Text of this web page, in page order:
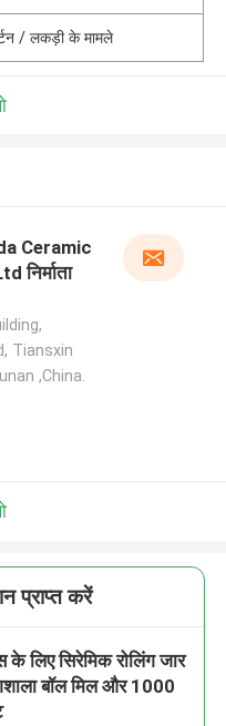
/ लकड़ी के मामले
Ceramic
निर्माता
Tiansxin
,China.
प्राप्त करें
के लिए सिरेमिक रोलिंग जार
बॉल मिल और 1000